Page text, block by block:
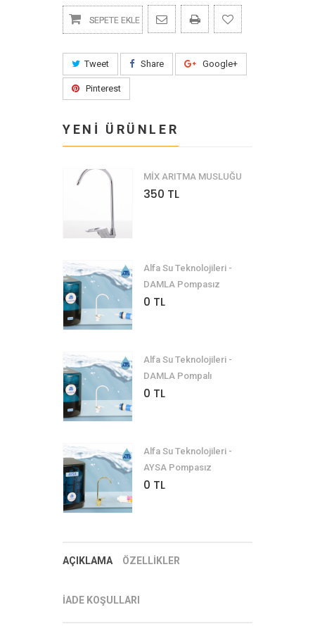
SEPETE EKLE
Tweet Share Google+
Pinterest
YENİ ÜRÜNLER
MİX ARITMA MUSLUĞU
350 TL
Alfa Su Teknolojileri -
DAMLA Pompasız
0 TL
Alfa Su Teknolojileri -
DAMLA Pompalı
0 TL
Alfa Su Teknolojileri -
AYSA Pompasız
0 TL
AÇIKLAMA ÖZELLİKLER
İADE KOŞULLARI